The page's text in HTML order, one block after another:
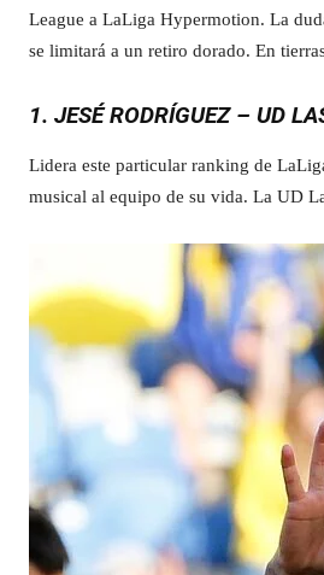
League a LaLiga Hypermotion. La
se limitará a un retiro dorado. En
1. JESÉ RODRÍGUEZ – UD
Lidera este particular ranking de
musical al equipo de su vida. La UD